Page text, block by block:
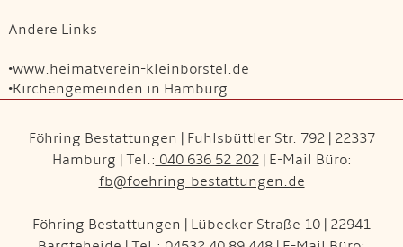
Andere Links
•www.heimatverein-kleinborstel.de
•Kirchengemeinden in Hamburg
Föhring Bestattungen | Fuhlsbüttler Str. 792 | 22337
Hamburg | Tel.: 040 636 52 202| E-Mail Büro:
fb@foehring-bestattungen.de
Föhring Bestattungen | Lübecker Straße 10 | 22941